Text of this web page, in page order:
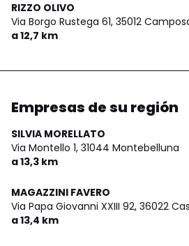
RIZZO OLIVO
Via Borgo Rustega 61, 35012
a 12,7 km
Empresas de su región
SILVIA MORELLATO
Via Montello 1, 31044 Montebelluna
a 13,3 km
MAGAZZINI FAVERO
Via Papa Giovanni XXIII 92, 36022
a 13,4 km